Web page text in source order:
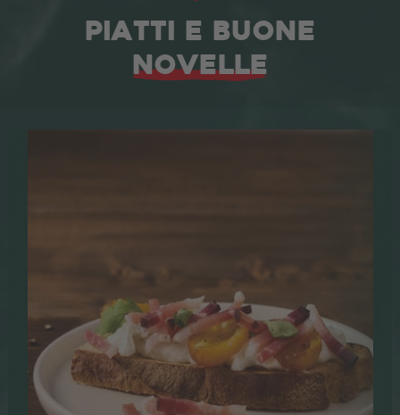
PIATTI E BUONE
NOVELLE